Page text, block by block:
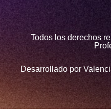
Todos los derechos
Desarrollado por